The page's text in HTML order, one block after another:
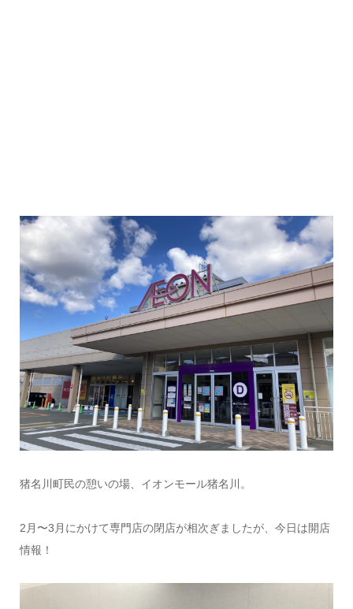
猪名川町民の憩いの場、イオンモール猪名川。
2月〜3月にかけて専門店の閉店が相次ぎましたが、今日は開店
情報！